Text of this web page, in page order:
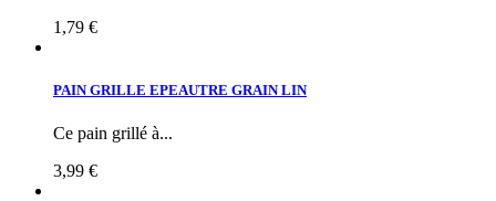
1,79 €
PAIN GRILLE EPEAUTRE GRAIN LIN
Ce pain grillé à...
3,99 €